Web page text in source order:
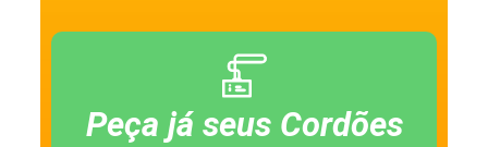
Peça já seus Cordões